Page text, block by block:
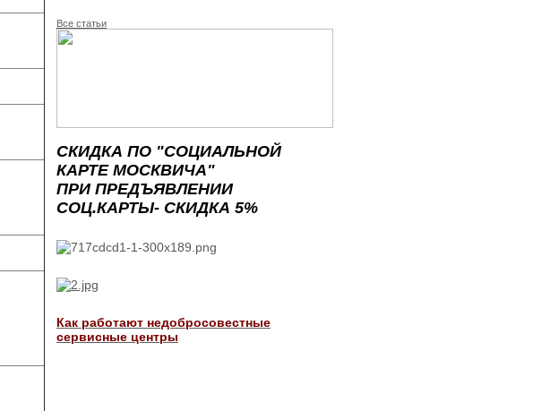
Все статьи
СКИДКА ПО "СОЦИАЛЬНОЙ
КАРТЕ МОСКВИЧА"
ПРИ ПРЕДЪЯВЛЕНИИ
СОЦ.КАРТЫ- СКИДКА 5%
Как работают недобросовестные
сервисные центры